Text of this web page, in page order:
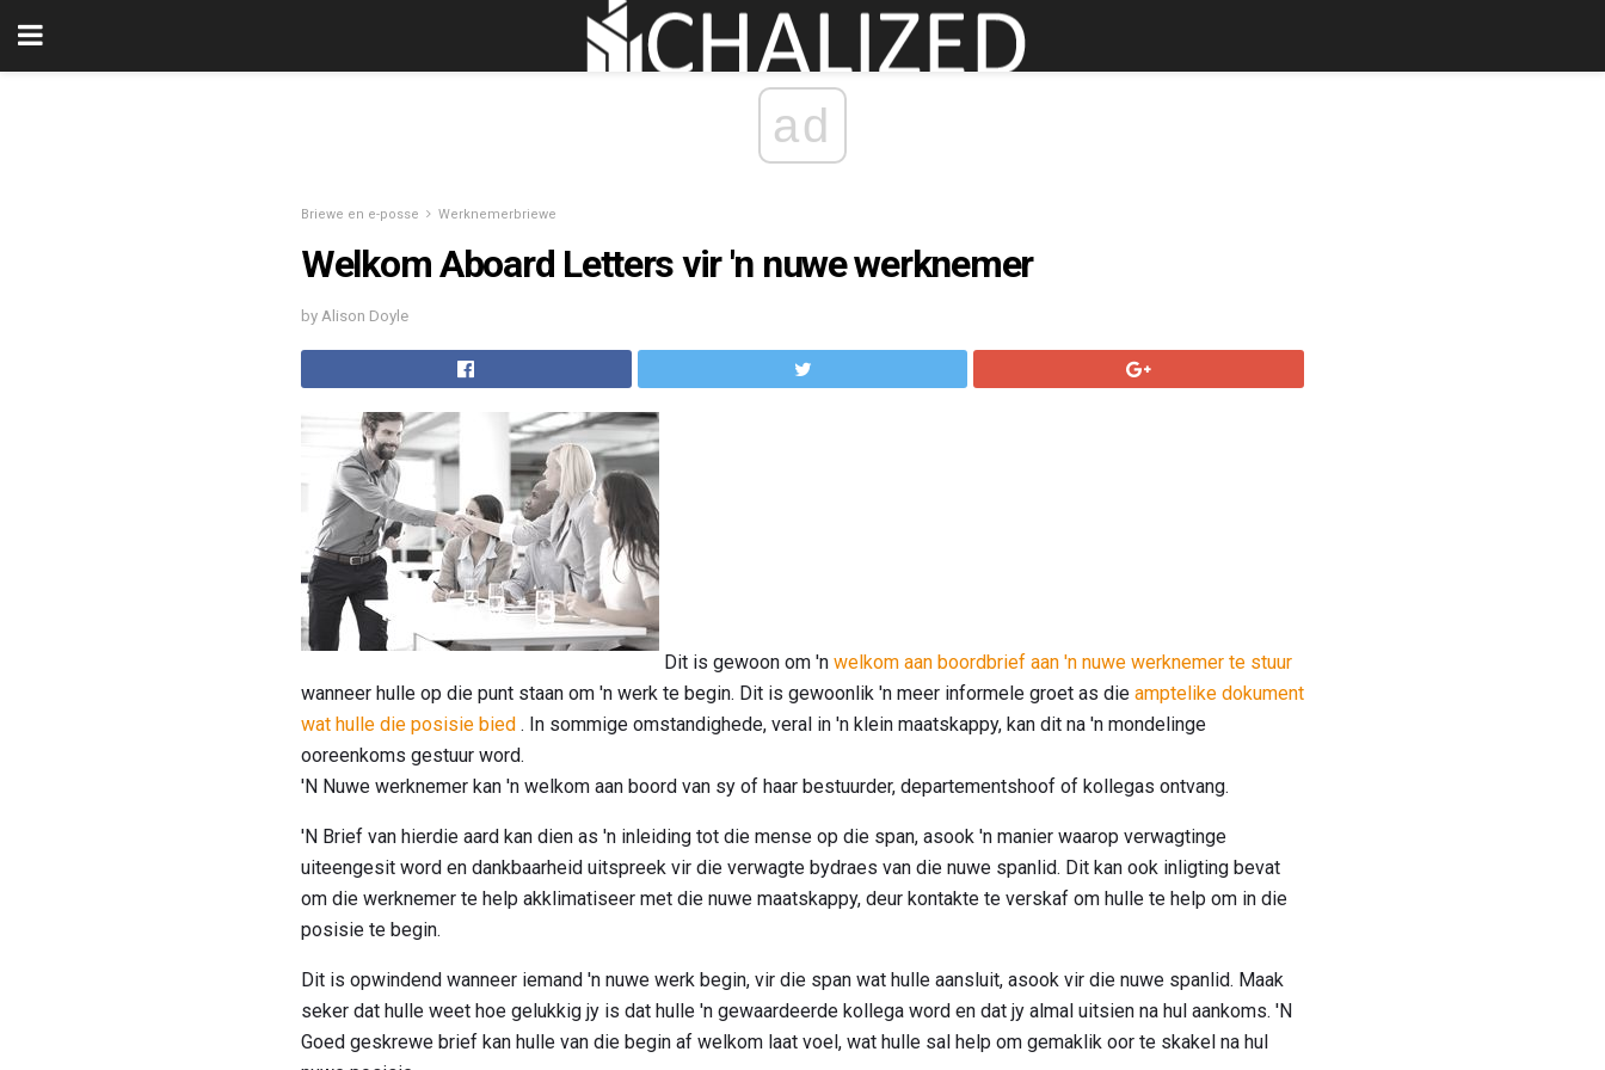
ad
Briewe en e-posse Werknemerbriewe
Welkom Aboard Letters vir 'n nuwe werknemer
by Alison Doyle
Dit is gewoon om 'n welkom aan boordbrief aan 'n nuwe werknemer te stuur
wanneer hulle op die punt staan ​​om 'n werk te begin. Dit is gewoonlik 'n meer informele groet as die amptelike dokument
wat hulle die posisie bied . In sommige omstandighede, veral in 'n klein maatskappy, kan dit na 'n mondelinge
ooreenkoms gestuur word.
'N Nuwe werknemer kan 'n welkom aan boord van sy of haar bestuurder, departementshoof of kollegas ontvang.
'N Brief van hierdie aard kan dien as 'n inleiding tot die mense op die span, asook 'n manier waarop verwagtinge
uiteengesit word en dankbaarheid uitspreek vir die verwagte bydraes van die nuwe spanlid. Dit kan ook inligting bevat
om die werknemer te help akklimatiseer met die nuwe maatskappy, deur kontakte te verskaf om hulle te help om in die
posisie te begin.
Dit is opwindend wanneer iemand 'n nuwe werk begin, vir die span wat hulle aansluit, asook vir die nuwe spanlid. Maak
seker dat hulle weet hoe gelukkig jy is dat hulle 'n gewaardeerde kollega word en dat jy almal uitsien na hul aankoms. 'N
Goed geskrewe brief kan hulle van die begin af welkom laat voel, wat hulle sal help om gemaklik oor te skakel na hul